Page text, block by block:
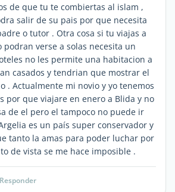
de que tu te combiertas al islam ,
salir de su pais por que necesita
o tutor . Otra cosa si tu viajas a
podran verse a solas necesita un
no les permite una habitacion a
casados y tendrian que mostrar el
. Actualmente mi novio y yo tenemos
por que viajare en enero a Blida y no
de el pero el tampoco no puede ir
es un país super conservador y
tanto la amas para poder luchar por
de vista se me hace imposible .
Responder